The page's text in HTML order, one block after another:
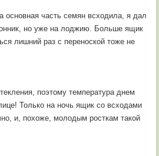
часть семян всходила, я дал
но уже на лоджию. Больше ящик
лишний раз с переноской тоже не
поэтому температура днем
Только на ночь ящик со всходами
и, похоже, молодым росткам такой